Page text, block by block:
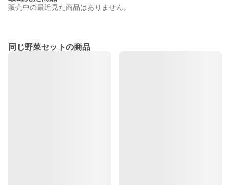
販売中の最近見た商品はありません。
同じ野菜セットの商品